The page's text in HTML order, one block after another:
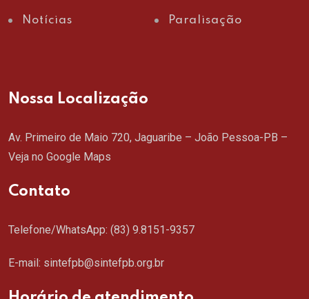
Notícias Paralisação
Nossa Localização
Av. Primeiro de Maio 720, Jaguaribe – João Pessoa-PB –
Veja no Google Maps
Contato
Telefone/WhatsApp: (83) 9.8151-9357
E-mail: sintefpb@sintefpb.org.br